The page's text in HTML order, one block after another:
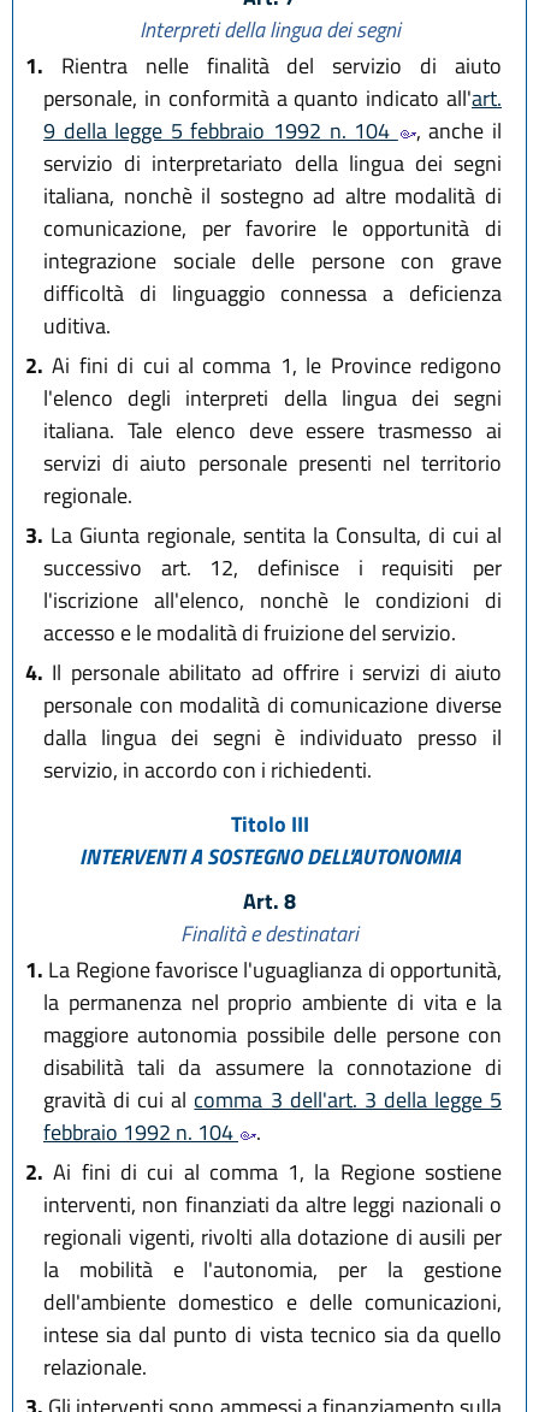
Interpreti della lingua dei segni
1. Rientra nelle finalità del servizio di aiuto
personale, in conformità a quanto indicato all'art.
9 della legge 5 febbraio 1992 n. 104
, anche il
servizio di interpretariato della lingua dei segni
italiana, nonchè il sostegno ad altre modalità di
comunicazione, per favorire le opportunità di
integrazione sociale delle persone con grave
difficoltà di linguaggio connessa a deficienza
uditiva.
2. Ai fini di cui al comma 1, le Province redigono
l'elenco degli interpreti della lingua dei segni
italiana. Tale elenco deve essere trasmesso ai
servizi di aiuto personale presenti nel territorio
regionale.
3. La Giunta regionale, sentita la Consulta, di cui al
successivo art. 12, definisce i requisiti per
l'iscrizione all'elenco, nonchè le condizioni di
accesso e le modalità di fruizione del servizio.
4. Il personale abilitato ad offrire i servizi di aiuto
personale con modalità di comunicazione diverse
dalla lingua dei segni è individuato presso il
servizio, in accordo con i richiedenti.
Titolo III
INTERVENTI A SOSTEGNO DELL'AUTONOMIA
Art. 8
Finalità e destinatari
1. La Regione favorisce l'uguaglianza di opportunità,
la permanenza nel proprio ambiente di vita e la
maggiore autonomia possibile delle persone con
disabilità tali da assumere la connotazione di
gravità di cui al comma 3 dell'art. 3 della legge 5
febbraio 1992 n. 104
.
2. Ai fini di cui al comma 1, la Regione sostiene
interventi, non finanziati da altre leggi nazionali o
regionali vigenti, rivolti alla dotazione di ausili per
la mobilità e l'autonomia, per la gestione
dell'ambiente domestico e delle comunicazioni,
intese sia dal punto di vista tecnico sia da quello
relazionale.